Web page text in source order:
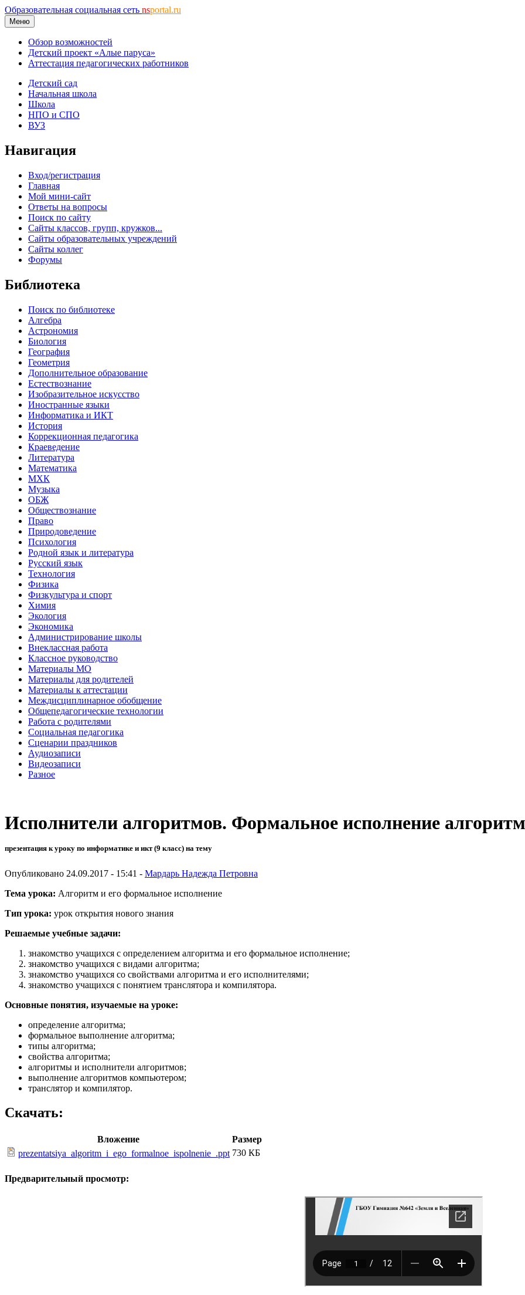
Образовательная социальная сеть nsportal.ru
Меню
Обзор возможностей
Детский проект «Алые паруса»
Аттестация педагогических работников
Детский сад
Начальная школа
Школа
НПО и СПО
ВУЗ
Навигация
Вход/регистрация
Главная
Мой мини-сайт
Ответы на вопросы
Поиск по сайту
Сайты классов, групп, кружков...
Сайты образовательных учреждений
Сайты коллег
Форумы
Библиотека
Поиск по библиотеке
Алгебра
Астрономия
Биология
География
Геометрия
Дополнительное образование
Естествознание
Изобразительное искусство
Иностранные языки
Информатика и ИКТ
История
Коррекционная педагогика
Краеведение
Литература
Математика
МХК
Музыка
ОБЖ
Обществознание
Право
Природоведение
Психология
Родной язык и литература
Русский язык
Технология
Физика
Физкультура и спорт
Химия
Экология
Экономика
Администрирование школы
Внеклассная работа
Классное руководство
Материалы МО
Материалы для родителей
Материалы к аттестации
Междисциплинарное обобщение
Общепедагогические технологии
Работа с родителями
Социальная педагогика
Сценарии праздников
Аудиозаписи
Видеозаписи
Разное
Исполнители алгоритмов. Формальное исполнение
презентация к уроку по информатике и икт (9 класс) на тему
Опубликовано 24.09.2017 - 15:41 - Мардарь Надежда Петровна
Тема урока: Алгоритм и его формальное исполнение
Тип урока: урок открытия нового знания
Решаемые учебные задачи:
знакомство учащихся с определением алгоритма и его формальное исполнение;
знакомство учащихся с видами алгоритма;
знакомство учащихся со свойствами алгоритма и его исполнителями;
знакомство учащихся с понятием транслятора и компилятора.
Основные понятия, изучаемые на уроке:
определение алгоритма;
формальное выполнение алгоритма;
типы алгоритма;
свойства алгоритма;
алгоритмы и исполнители алгоритмов;
выполнение алгоритмов компьютером;
транслятор и компилятор.
Скачать:
Вложение
Размер
prezentatsiya_algoritm_i_ego_formalnoe_ispolnenie_.ppt 730 КБ
Предварительный просмотр: